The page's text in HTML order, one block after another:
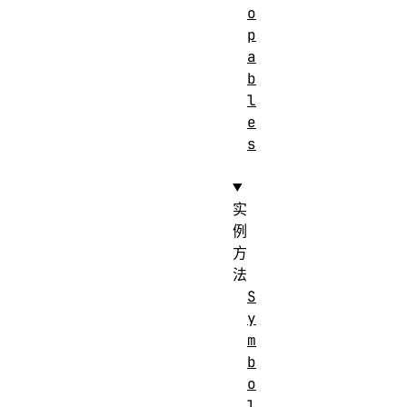
o
p
a
b
l
e
s
实
例
方
法
S
y
m
b
o